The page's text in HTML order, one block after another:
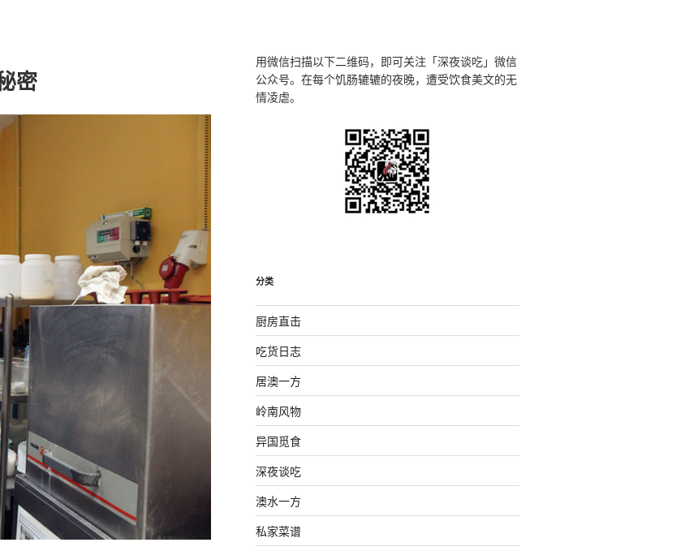
密
用微信扫描以下二维码，即可关注「深夜谈吃」微信
公众号。在每个饥肠辘辘的夜晚，遭受饮食美文的无
情凌虐。
分类
厨房直击
吃货日志
居澳一方
岭南风物
异国觅食
深夜谈吃
澳水一方
私家菜谱